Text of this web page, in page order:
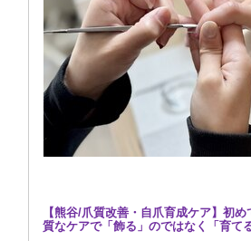
【熊谷/爪質改善・自爪育成ケア】初
質なケアで「飾る」のではなく「育て